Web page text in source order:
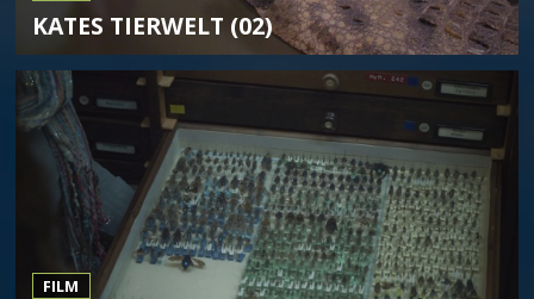
KATES TIERWELT (02)
FILM